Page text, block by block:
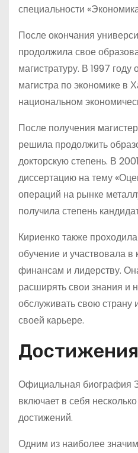
специальности
После окончания
продолжила свое
магистратуру. В 1997
магистра по экономике в
национальном
После получения
решила продолжить
докторскую степень. В
диссертацию на тему
операций на рынке
получила степень
Кириенко также
обучение и участвовала
финансам и лидерству.
расширять свои знания и
обслуживать свою страну
своей карьере.
Достижения
Официальная биография
включает в себя
достижений.
Одним из наиболее